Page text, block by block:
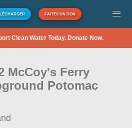
FAITES UN DON
Clean Water Today. Donate Now.
McCoy's Ferry
Potomac